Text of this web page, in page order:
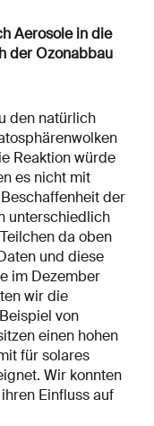
Aerosole in die
der Ozonabbau
den natürlich
Reaktion würde
es nicht mit
der
unterschiedlich
da oben
und diese
im Dezember
wir die
von
einen hohen
für solares
Wir konnten
Einfluss auf